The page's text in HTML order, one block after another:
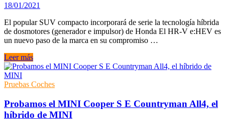
Tarraco
Híbrido
enchufable
18/01/2021
El popular SUV compacto incorporará de serie la tecnología híbrida
de dosmotores (generador e impulsor) de Honda El HR-V e:HEV es
un nuevo paso de la marca en su compromiso …
El
nuevo
Honda
HR-
tendrá
una
Leer más
Pruebas Coches
Probamos el MINI Cooper S E Countryman All4, el
híbrido de MINI